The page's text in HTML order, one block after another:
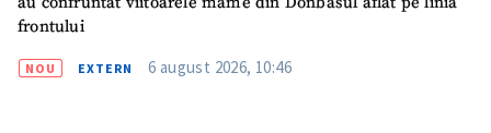
frontului
NOU EXTERN 6 august 2026, 10:46